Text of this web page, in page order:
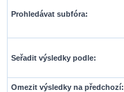
Prohledávat subfóra:
Seřadit výsledky podle:
Omezit výsledky na předchozí: